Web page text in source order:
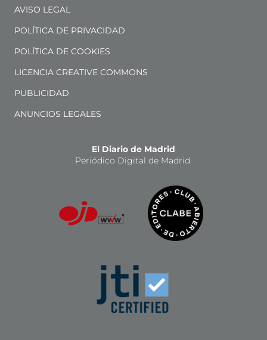
AVISO LEGAL
POLÍTICA DE PRIVACIDAD
POLÍTICA DE COOKIES
LICENCIA CREATIVE COMMONS
PUBLICIDAD
ANUNCIOS LEGALES
El Diario de Madrid
Periódico Digital de Madrid.